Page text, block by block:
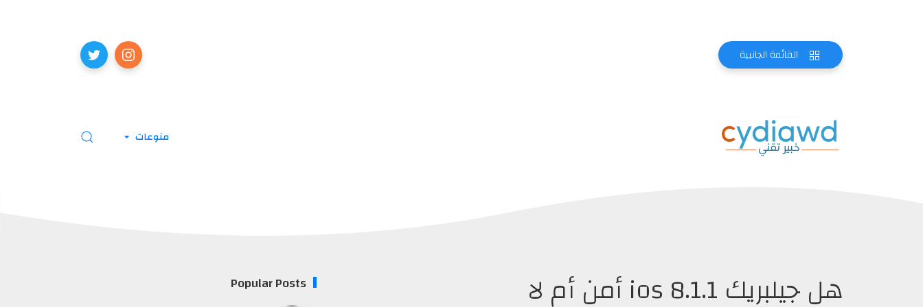
القائمة الجانبية
منوعات
هل جيلبريك ios 8.1.1 أمن أم لا Popular Posts